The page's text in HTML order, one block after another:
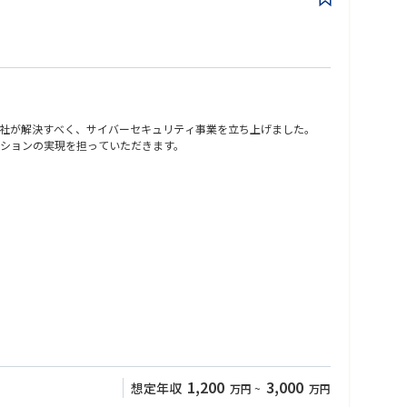
解決すべく、サイバーセキュリティ事業を立ち上げました。
ンの実現を担っていただきます。
ルウェアセキュリティ設計支援 等
の検知・対応力が競争力を左右。
要。
想定年収 1,200 万円 ~ 3,000 万円